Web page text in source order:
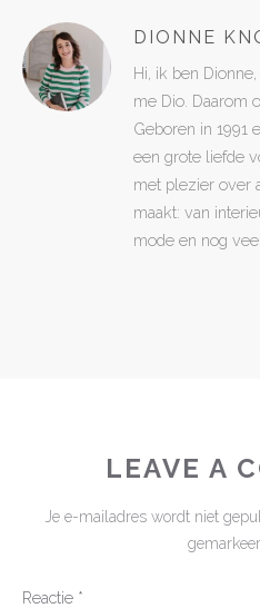
DIONNE
Hi, ik ben
me Dio. Daarom
Geboren in 1991
een grote liefde
met plezier over
maakt: van
mode en nog
LEAVE A
Je e-mailadres wordt niet
Reactie *